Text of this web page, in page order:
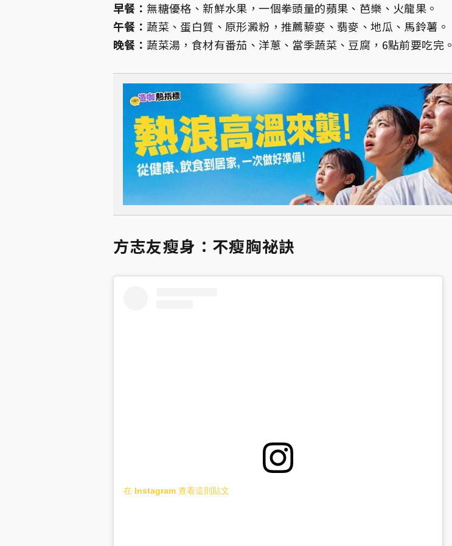
早餐： 無糖優格、新鮮水果，一個拳頭量的蘋果、芭樂、火龍果。
午餐： 蔬菜、蛋白質、原形澱粉，推薦藜麥、翡麥、地瓜、馬鈴薯。
晚餐： 蔬菜湯，食材有番茄、洋蔥、當季蔬菜、豆腐，6點前要吃完。
方志友瘦身：不瘦胸祕訣
在 Instagram 查看這則貼文